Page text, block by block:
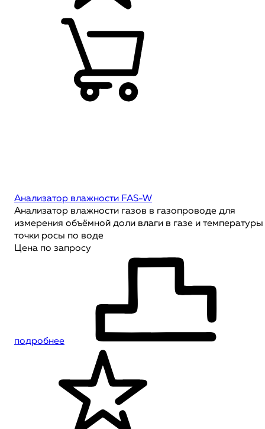
Анализатор влажности FAS-W
Анализатор влажности газов в газопроводе для
измерения объёмной доли влаги в газе и температуры
точки росы по воде
Цена по запросу
подробнее